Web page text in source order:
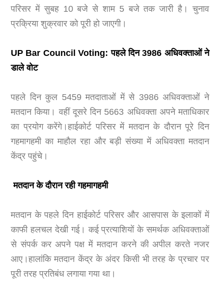
परिसर में सुबह 10 बजे से शाम 5 बजे तक जारी है। चुनाव
प्रक्रिया शुक्रवार को पूरी हो जाएगी।
UP Bar Council Voting: पहले दिन 3986 अधिवक्ताओं ने
डाले वोट
पहले दिन कुल 5459 मतदाताओं में से 3986 अधिवक्ताओं ने
मतदान किया। वहीं दूसरे दिन 5663 अधिवक्ता अपने मताधिकार
का प्रयोग करेंगे।हाईकोर्ट परिसर में मतदान के दौरान पूरे दिन
गहमागहमी का माहौल रहा और बड़ी संख्या में अधिवक्ता मतदान
केंद्र पहुंचे।
मतदान के दौरान रही गहमागहमी
मतदान के पहले दिन हाईकोर्ट परिसर और आसपास के इलाकों में
काफी हलचल देखी गई। कई प्रत्याशियों के समर्थक अधिवक्ताओं
से संपर्क कर अपने पक्ष में मतदान करने की अपील करते नजर
आए।हालांकि मतदान केंद्र के अंदर किसी भी तरह के प्रचार पर
पूरी तरह प्रतिबंध लगाया गया था।